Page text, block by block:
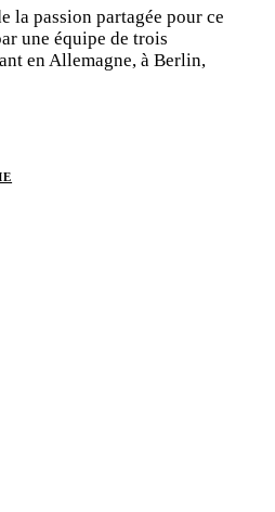
la passion partagée pour ce
une équipe de trois
en Allemagne, à Berlin,